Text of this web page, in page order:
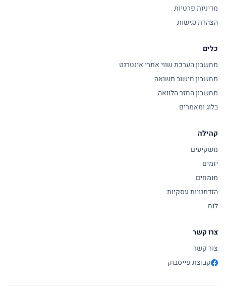
מדיניות פרטיות
הצהרת נגישות
כלים
מחשבון הערכת שווי אתרי אינטרנט
מחשבון חישוב תשואה
מחשבון החזר הלוואה
בלוג ומאמרים
קהילה
משקיעים
יזמים
מומחים
הזדמנויות עסקיות
לוח
צרו קשר
צור קשר
קבוצת פייסבוק